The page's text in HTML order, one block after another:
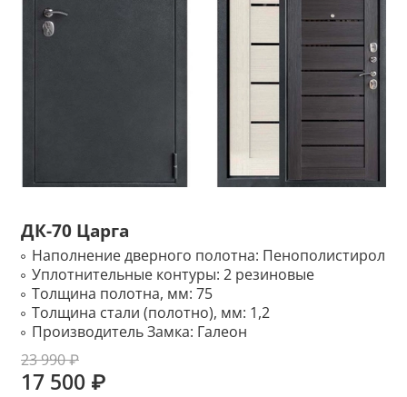
ДК-70 Царга
Наполнение дверного полотна: Пенополистирол
Уплотнительные контуры: 2 резиновые
Толщина полотна, мм: 75
Толщина стали (полотно), мм: 1,2
Производитель Замка: Галеон
23 990 ₽
17 500 ₽